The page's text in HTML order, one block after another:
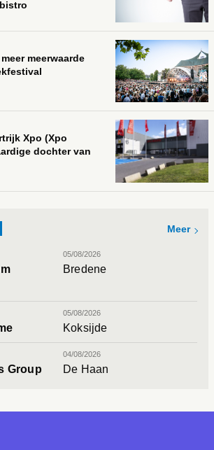
meerwaarde
Xpo (Xpo
dochter van
Meer
05/08/2026
Bredene
05/08/2026
Koksijde
04/08/2026
Group De Haan